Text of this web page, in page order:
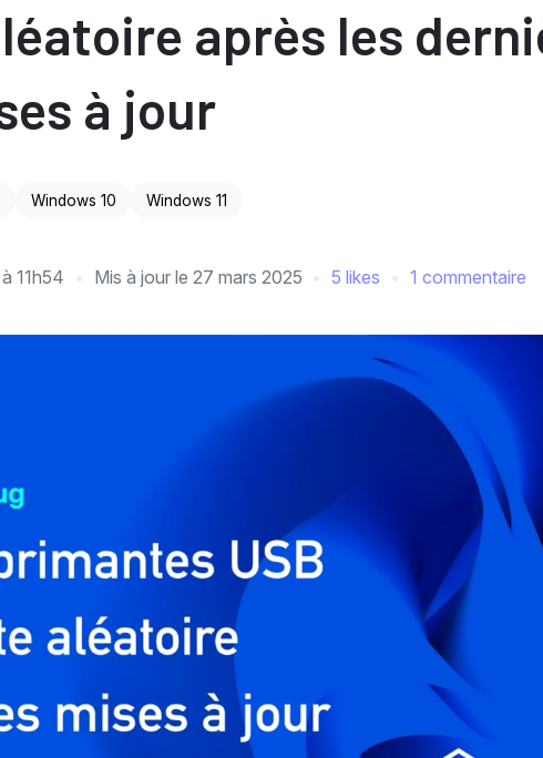
après les
à jour
Windows 10 Windows 11
11h54 Mis à jour le 27 mars 2025 5 likes 1 commentaire